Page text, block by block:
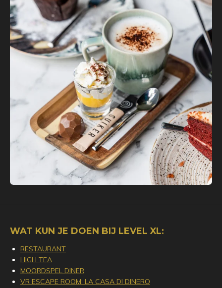
WAT KUN JE DOEN BIJ LEVEL XL:
RESTAURANT
HIGH TEA
MOORDSPEL DINER
VR ESCAPE ROOM: LA CASA DI DINERO